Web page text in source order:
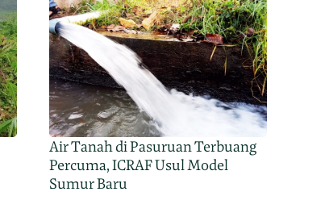
Air Tanah di Pasuruan Terbuang
Percuma, ICRAF Usul Model
Sumur Baru